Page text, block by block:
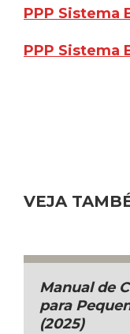
PPP Sistema
PPP Sistema
VEJA
Manual de
para
(2025)